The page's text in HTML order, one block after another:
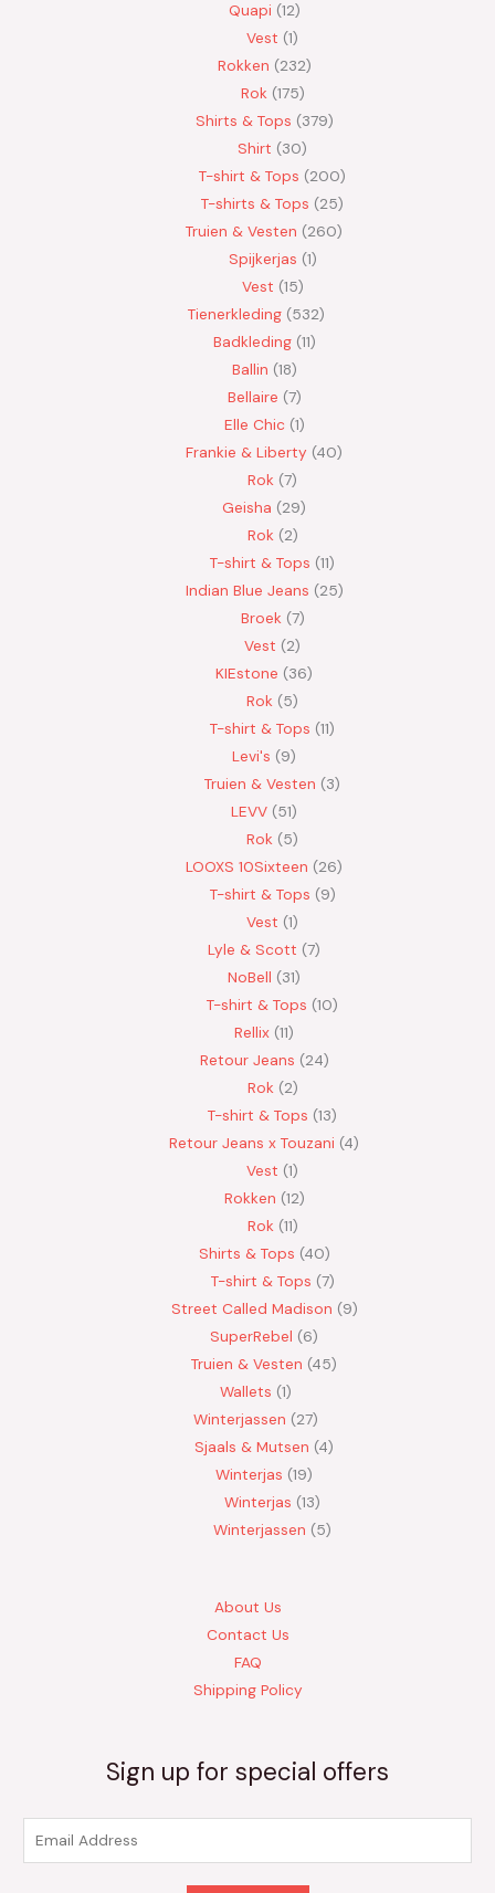
Quapi 12
Vest 1
Rokken 232
Rok 175
Shirts & Tops 379
Shirt
30
T-shirt & Tops
200
T-shirts & Tops
25
Truien & Vesten
260
Spijkerjas 1
Vest 15
Tienerkleding 532
Badkleding 11
Ballin 18
Bellaire 7
Elle Chic 1
Frankie & Liberty 40
Rok 7
Geisha
29
Rok 2
T-shirt & Tops 11
Indian Blue Jeans 25
Broek 7
Vest
2
KIEstone
36
Rok
5
T-shirt & Tops 11
Levi's
9
Truien & Vesten
3
LEVV 51
Rok
5
LOOXS 10Sixteen
26
T-shirt & Tops 9
Vest 1
Lyle & Scott 7
NoBell
31
T-shirt & Tops 10
Rellix 11
Retour Jeans 24
Rok 2
T-shirt & Tops 13
Retour Jeans x Touzani 4
Vest 1
Rokken 12
Rok 11
Shirts & Tops 40
T-shirt & Tops 7
Street Called Madison 9
SuperRebel
6
Truien & Vesten 45
Wallets 1
Winterjassen
27
Sjaals & Mutsen 4
Winterjas 19
Winterjas 13
Winterjassen
5
About Us
Contact Us
FAQ
Shipping Policy
Sign up for special offers
m